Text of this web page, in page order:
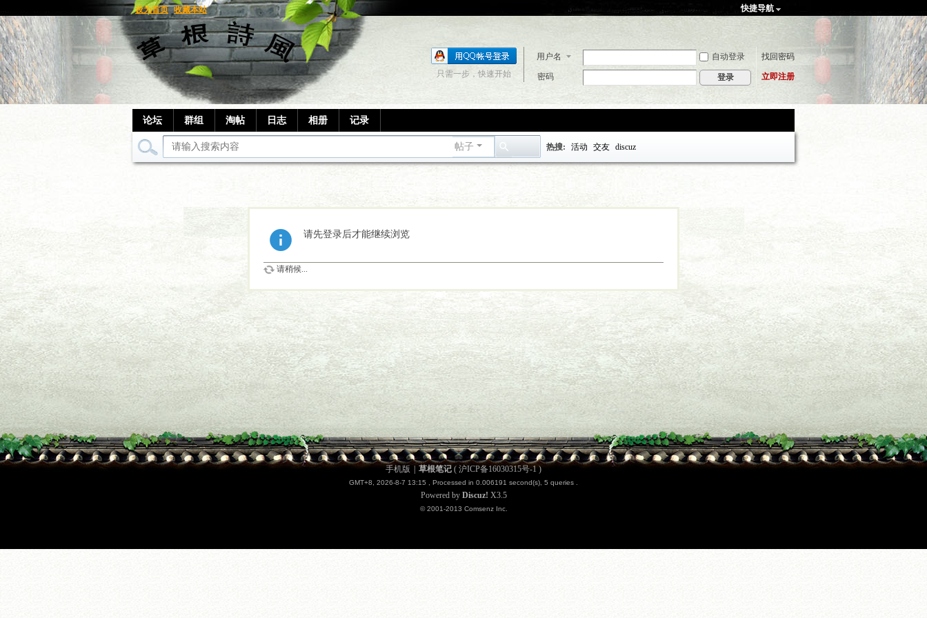
设为首页 收藏本站 快捷导航
用户名 自动登录 找回密码
密码 登录 立即注册
只需一步，快速开始
论坛 群组 淘帖 日志 相册 记录
帖子
搜
热搜: 活动 交友 discuz
请先登录后才能继续浏览
请稍候...
手机版 草根笔记 ( 沪ICP备16030315号-1)
GMT+8, 2026-8-7 13:15 , Processed in 0.006191 second(s), 5 queries .
Powered by Discuz! X3.5
© 2001-2013 Comsenz Inc.